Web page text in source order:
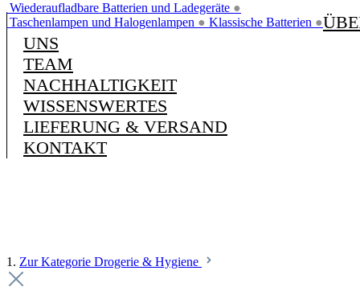
Wiederaufladbare Batterien und Ladegeräte ●
Taschenlampen und Halogenlampen ● Klassische Batterien ●
UNS
TEAM
NACHHALTIGKEIT
WISSENSWERTES
LIEFERUNG & VERSAND
KONTAKT
1. Zur Kategorie Drogerie & Hygiene